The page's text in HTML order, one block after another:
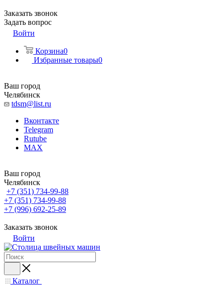
Заказать звонок
Задать вопрос
Войти
Корзина0
Избранные товары0
Ваш город
Челябинск
tdsm@list.ru
Вконтакте
Telegram
Rutube
MAX
Ваш город
Челябинск
+7 (351) 734-99-88
+7 (351) 734-99-88
+7 (996) 692-25-89
Заказать звонок
Войти
Каталог